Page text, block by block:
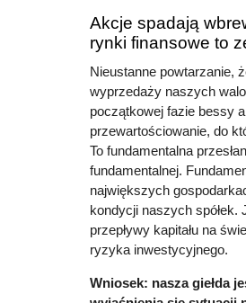
Akcje spadają
rynki finansowe to
Nieustanne powtarzanie,
wyprzedaży naszych
początkowej fazie bessy
przewartościowanie, do
To fundamentalna
fundamentalnej.
największych
kondycji naszych spółek.
przepływy kapitału na
ryzyka inwestycyjnego.
Wniosek: nasza giełda